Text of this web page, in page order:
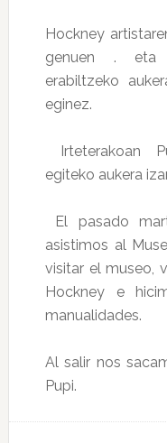
Hockney
genuen . eta
erabiltzeko
eginez.
Irteterakoan
egiteko aukera
El pasado
asistimos al
visitar el museo,
Hockney e
manualidades.
Al salir nos
Pupi.